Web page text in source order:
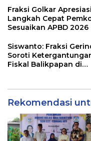
Pengawasan Belanja
Modal
Fraksi Golkar Apresiasi
Langkah Cepat
Sesuaikan APBD 2026
Siswanto: Fraksi
Soroti
Fiskal Balikpapan di
Rekomendasi